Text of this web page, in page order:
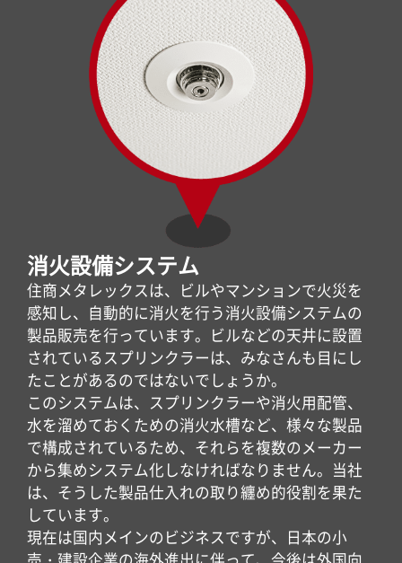
消火設備システム
住商メタレックスは、ビルやマンションで火災を
感知し、自動的に消火を行う消火設備システムの
製品販売を行っています。ビルなどの天井に設置
されているスプリンクラーは、みなさんも目にし
たことがあるのではないでしょうか。
このシステムは、スプリンクラーや消火用配管、
水を溜めておくための消火水槽など、様々な製品
で構成されているため、それらを複数のメーカー
から集めシステム化しなければなりません。当社
は、そうした製品仕入れの取り纏め的役割を果た
しています。
現在は国内メインのビジネスですが、日本の小